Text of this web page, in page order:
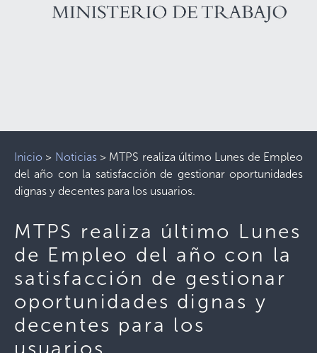
Inicio > Noticias> MTPS realiza último Lunes de Empleo
del año con la satisfacción de gestionar oportunidades
dignas y decentes para los usuarios.
MTPS realiza último Lunes
de Empleo del año con la
satisfacción de gestionar
oportunidades dignas y
decentes para los